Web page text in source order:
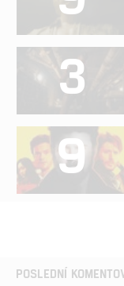
3
9
POSLEDNÍ